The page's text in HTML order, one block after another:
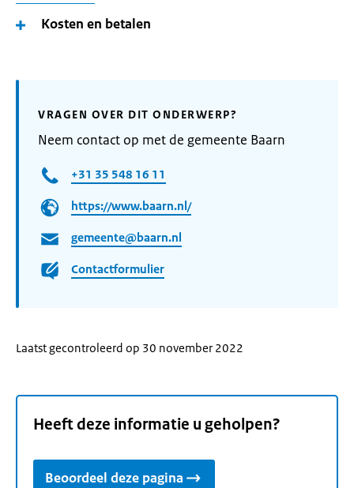
Kosten en betalen
VRAGEN OVER DIT ONDERWERP?
Neem contact op met de gemeente Baarn
+31 35 548 16 11
https://www.baarn.nl/
gemeente@baarn.nl
Contactformulier
Laatst gecontroleerd op 30 november 2022
Heeft deze informatie u geholpen?
Beoordeel deze pagina